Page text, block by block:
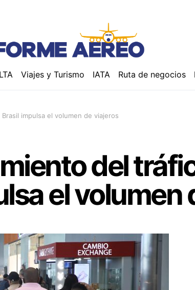
Viajes y Turismo IATA Ruta de negocios
impulsa el volumen de viajeros
del
el volumen